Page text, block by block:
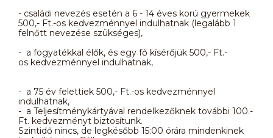
- családi nevezés esetén a 6 - 14 éves korú gyermekek
500,- Ft.-os kedvezménnyel indulhatnak (legalább 1
felnőtt nevezése szükséges),
- a fogyatékkal élők, és egy fő kísérőjük 500,- Ft.-
os kedvezménnyel indulhatnak,
- a 75 év felettiek 500,- Ft.-os kedvezménnyel
indulhatnak,
- a Teljesítménykártyával rendelkezőknek további 100.-
Ft. kedvezményt biztosítunk.
Szintidő nincs, de legkésőbb 15:00 órára mindenkinek